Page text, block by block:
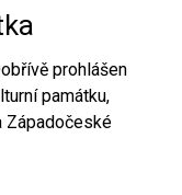
prohlášen
památku,
Západočeské